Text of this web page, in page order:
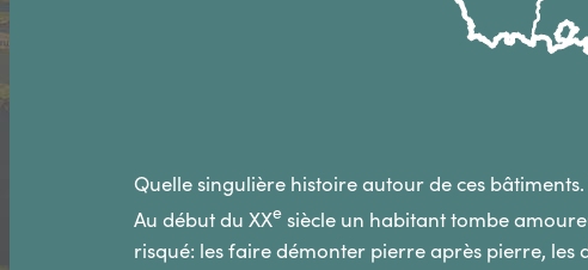
Quelle singulière histoire autour de ces
Au début du XXe siècle un habitant tombe
risqué: les faire démonter pierre après pierre, les